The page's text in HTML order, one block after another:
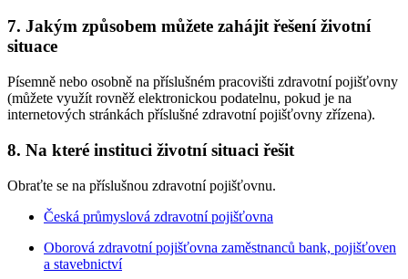
7. Jakým způsobem můžete zahájit řešení životní
situace
Písemně nebo osobně na příslušném pracovišti zdravotní pojišťovny
(můžete využít rovněž elektronickou podatelnu, pokud je na
internetových stránkách příslušné zdravotní pojišťovny zřízena).
8. Na které instituci životní situaci řešit
Obraťte se na příslušnou zdravotní pojišťovnu.
Česká průmyslová zdravotní pojišťovna
Oborová zdravotní pojišťovna zaměstnanců bank, pojišťoven
a stavebnictví